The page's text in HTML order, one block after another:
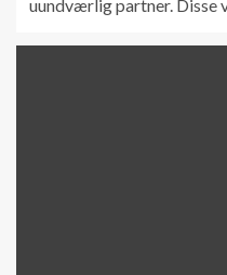
uundværlig partner. Disse